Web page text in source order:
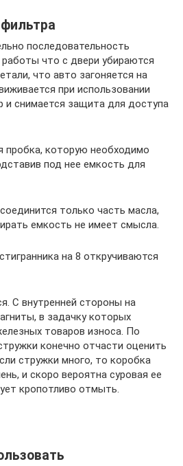
последовательность
что с двери убираются
что авто загоняется на
при использовании
и снимается защита для доступа
пробка, которую необходимо
под нее емкость для
только часть масла,
емкость не имеет смысла.
на 8 откручиваются
С внутренней стороны на
в задачку которых
товаров износа. По
конечно отчасти оценить
стружки много, то коробка
и скоро вероятна суровая ее
кропотливо отмыть.